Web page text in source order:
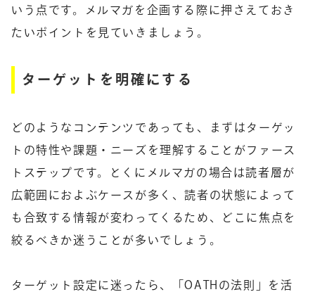
いう点です。メルマガを企画する際に押さえておき
たいポイントを見ていきましょう。
ターゲットを明確にする
どのようなコンテンツであっても、まずはターゲッ
トの特性や課題・ニーズを理解することがファース
トステップです。とくにメルマガの場合は読者層が
広範囲におよぶケースが多く、読者の状態によって
も合致する情報が変わってくるため、どこに焦点を
絞るべきか迷うことが多いでしょう。
ターゲット設定に迷ったら、「OATHの法則」を活